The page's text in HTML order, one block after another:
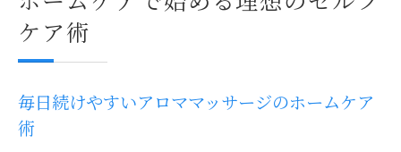
ケア術
毎日続けやすいアロママッサージのホームケア
術